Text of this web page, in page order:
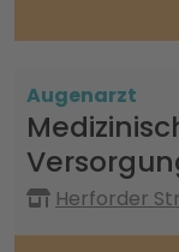
Augenarzt
Herforder